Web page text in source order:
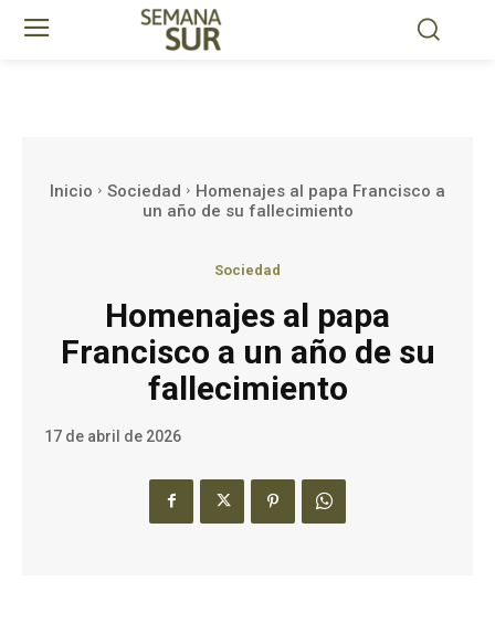
Inicio Sociedad
Homenajes al papa Francisco a
un año de su fallecimiento
Sociedad
Homenajes al papa
Francisco a un año de su
fallecimiento
17 de abril de 2026